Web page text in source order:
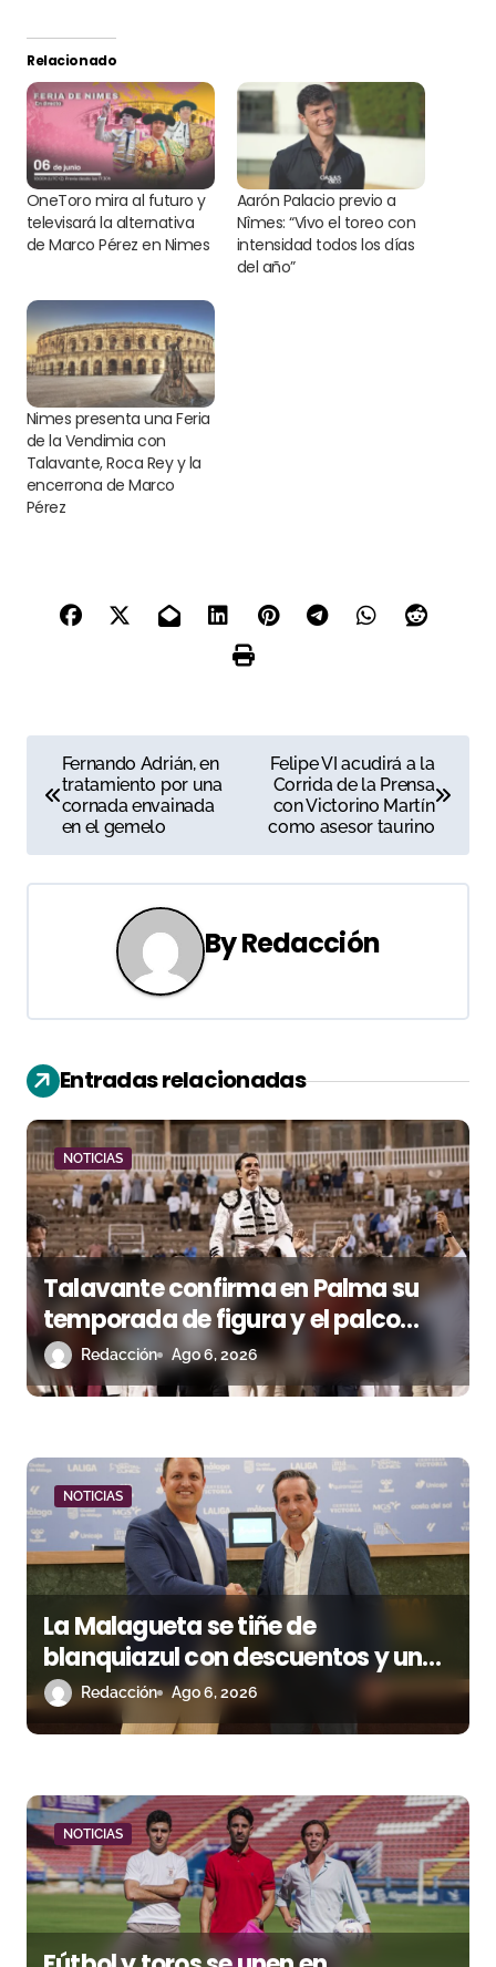
Relacionado
OneToro mira al futuro y
televisará la alternativa
de Marco Pérez en Nimes
Aarón Palacio previo a
Nîmes: “Vivo el toreo con
intensidad todos los días
del año”
Nimes presenta una Feria
de la Vendimia con
Talavante, Roca Rey y la
encerrona de Marco
Pérez
a
v
e
c
i
ó
n
d
e
e
n
t
a
d
a
Fernando Adrián, en
tratamiento por una
cornada envainada
en el gemelo
Felipe VI acudirá a la
Corrida de la Prensa
con Victorino Martín
como asesor taurino
ByRedacción
Entradas relacionadas
NOTICIAS
Talavante confirma en Palma su
temporada de figura y el palco
niega el premio a Roca Rey
Redacción Ago 6, 2026
NOTICIAS
La Malagueta se tiñe de
blanquiazul con descuentos y una
corrida homenaje al Málaga CF
Redacción Ago 6, 2026
NOTICIAS